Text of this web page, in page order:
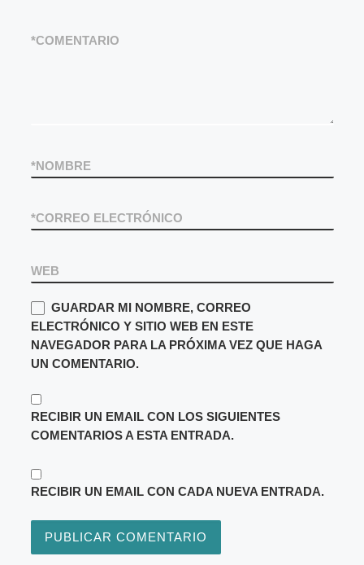
COMENTARIO
*
NOMBRE
*
CORREO ELECTRÓNICO
*
WEB
GUARDAR MI NOMBRE, CORREO
ELECTRÓNICO Y SITIO WEB EN ESTE
NAVEGADOR PARA LA PRÓXIMA VEZ QUE HAGA
UN COMENTARIO.
RECIBIR UN EMAIL CON LOS SIGUIENTES
COMENTARIOS A ESTA ENTRADA.
RECIBIR UN EMAIL CON CADA NUEVA ENTRADA.